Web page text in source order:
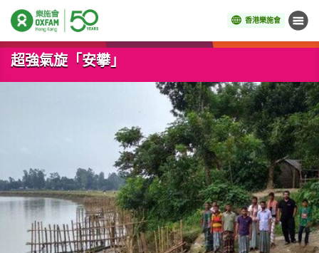
香港樂施會 目錄
開始主要內容
超強氣旋「安攀」